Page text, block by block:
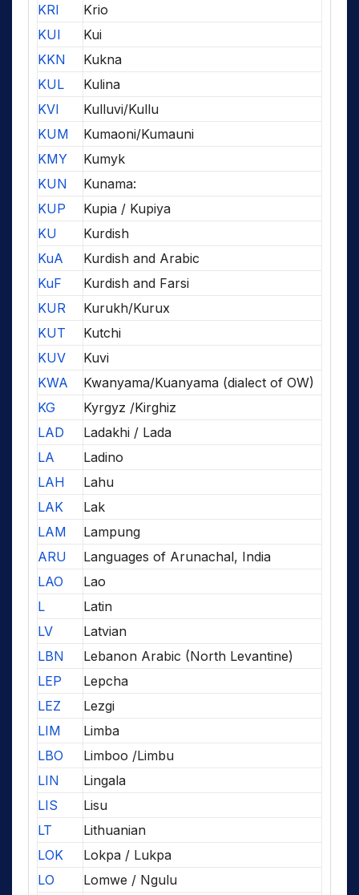
KRI
Krio
KUI
Kui
KKN
Kukna
KUL
Kulina
KVI
Kulluvi/Kullu
KUM
Kumaoni/Kumauni
KMY
Kumyk
KUN
Kunama:
KUP
Kupia / Kupiya
KU
Kurdish
KuA
Kurdish and Arabic
KuF
Kurdish and Farsi
KUR
Kurukh/Kurux
KUT
Kutchi
KUV
Kuvi
KWA
Kwanyama/Kuanyama (dialect of OW)
KG
Kyrgyz /Kirghiz
LAD
Ladakhi / Lada
LA
Ladino
LAH
Lahu
LAK
Lak
LAM
Lampung
ARU
Languages of Arunachal, India
LAO
Lao
L
Latin
LV
Latvian
LBN
Lebanon Arabic (North Levantine)
LEP
Lepcha
LEZ
Lezgi
LIM
Limba
LBO
Limboo /Limbu
LIN
Lingala
LIS
Lisu
LT
Lithuanian
LOK
Lokpa / Lukpa
LO
Lomwe / Ngulu